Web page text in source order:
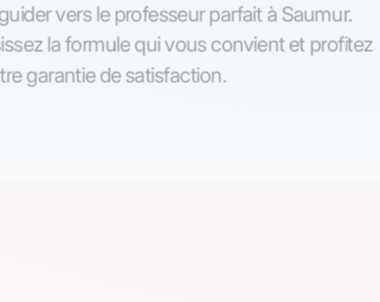
vers le professeur parfait à Saumur.
la formule qui vous convient et profitez
garantie de satisfaction.